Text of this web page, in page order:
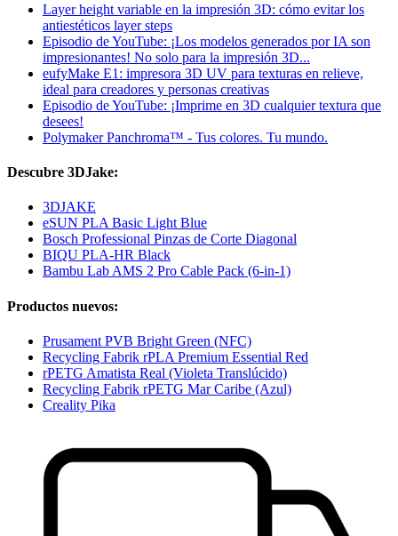
Layer height variable en la impresión 3D: cómo evitar los
antiestéticos layer steps
Episodio de YouTube: ¡Los modelos generados por IA son
impresionantes! No solo para la impresión 3D...
eufyMake E1: impresora 3D UV para texturas en relieve,
ideal para creadores y personas creativas
Episodio de YouTube: ¡Imprime en 3D cualquier textura que
desees!
Polymaker Panchroma™ - Tus colores. Tu mundo.
Descubre 3DJake:
3DJAKE
eSUN PLA Basic Light Blue
Bosch Professional Pinzas de Corte Diagonal
BIQU PLA-HR Black
Bambu Lab AMS 2 Pro Cable Pack (6-in-1)
Productos nuevos:
Prusament PVB Bright Green (NFC)
Recycling Fabrik rPLA Premium Essential Red
rPETG Amatista Real (Violeta Translúcido)
Recycling Fabrik rPETG Mar Caribe (Azul)
Creality Pika